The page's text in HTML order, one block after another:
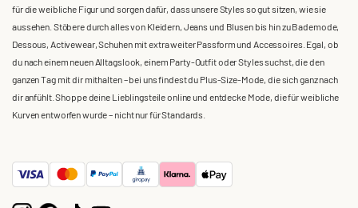
für die weibliche Figur und sorgen dafür, dass unsere Styles so gut sitzen, wie sie
aussehen. Stöbere durch alles von Kleidern, Jeans und Blusen bis hin zu Bademode,
Dessous, Activewear, Schuhen mit extra weiter Passform und Accessoires. Egal, ob
du nach einem neuen Alltagslook, einem Party-Outfit oder Styles suchst, die den
ganzen Tag mit dir mithalten – bei uns findest du Plus-Size-Mode, die sich ganz nach
dir anfühlt. Shoppe deine Lieblingsteile online und entdecke Mode, die für weibliche
Kurven entworfen wurde – nicht nur für Standards.